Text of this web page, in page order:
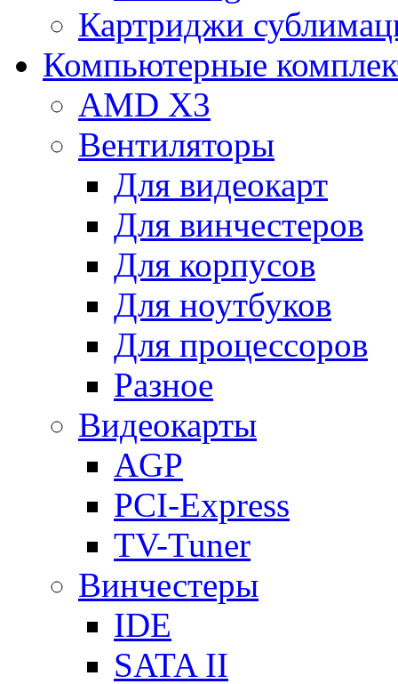
Картриджи
Компьютерные
AMD X3
Вентиляторы
Для видеокарт
Для винчестеров
Для корпусов
Для ноутбуков
Для процессоров
Разное
Видеокарты
AGP
PCI-Express
TV-Tuner
Винчестеры
IDE
SATA II